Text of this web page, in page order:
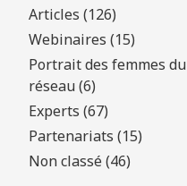
Articles (126)
Webinaires (15)
Portrait des femmes du
réseau (6)
Experts (67)
Partenariats (15)
Non classé (46)